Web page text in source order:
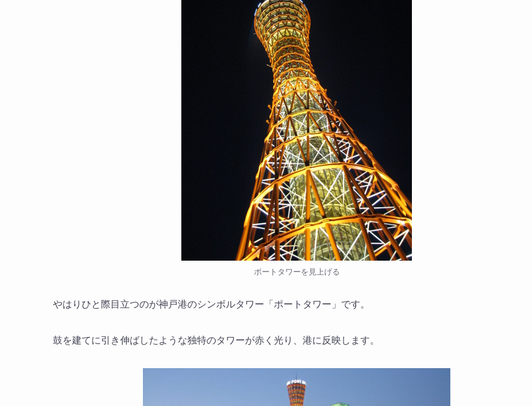
ポートタワーを見上げる
やはりひと際目立つのが神戸港のシンボルタワー「ポートタワー」です。
鼓を建てに引き伸ばしたような独特のタワーが赤く光り、港に反映します。